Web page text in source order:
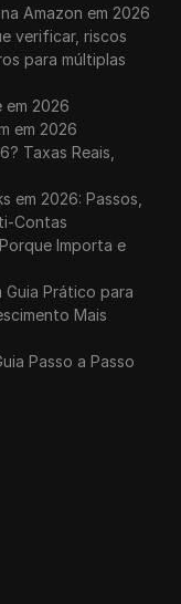
Amazon em 2026
verificar, riscos
para múltiplas
em 2026
em 2026
Taxas Reais,
em 2026: Passos,
Contas
Importa e
Guia Prático para
Mais
Passo a Passo